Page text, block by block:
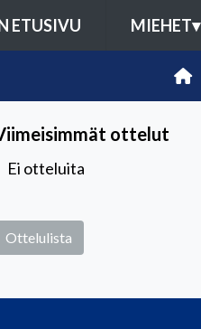
ETUSIVU MIEHET▾
ottelut
Ei otteluita
Ottelulista